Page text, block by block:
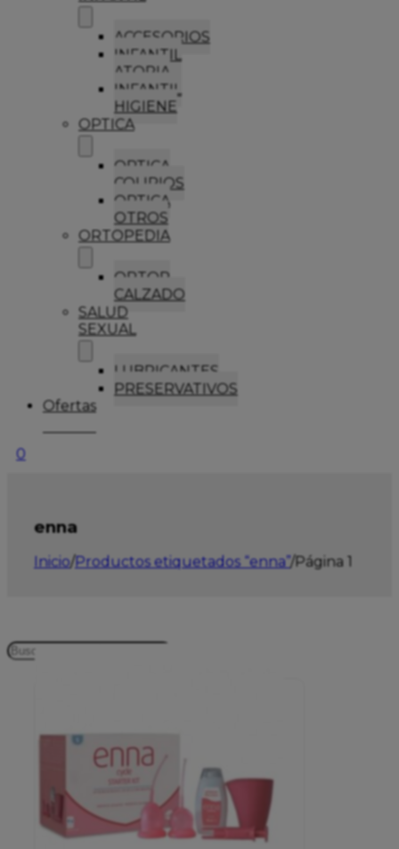
ACCESORIOS
INFANTIL
ATOPIA
INFANTIL
HIGIENE
OPTICA
OPTICA
COLIRIOS
OPTICA
OTROS
ORTOPEDIA
ORTOP
CALZADO
SALUD
SEXUAL
LUBRICANTES
PRESERVATIVOS
Ofertas
0
enna
Inicio/Productos etiquetados “enna”/Página 1